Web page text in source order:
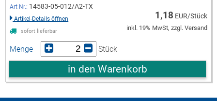
Art-Nr.: 14583-05-012/A2-TX
Artikel-Details öffnen
sofort lieferbar
1,18 EUR/Stück
inkl. 19% MwSt, zzgl. Versand
Menge Stück
in den Warenkorb